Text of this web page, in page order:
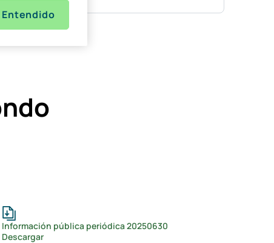
Información pública periódica 20250630
Descargar
Entendido